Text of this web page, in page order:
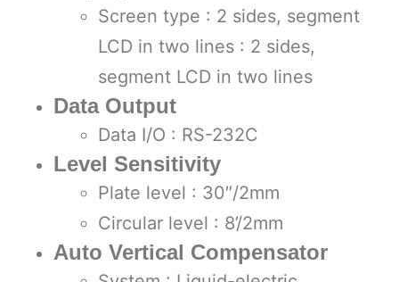
Screen type : 2 sides, segment
LCD in two lines : 2 sides,
segment LCD in two lines
Data Output
Data I/O : RS-232C
Level Sensitivity
Plate level : 30″/2mm
Circular level : 8’/2mm
Auto Vertical Compensator